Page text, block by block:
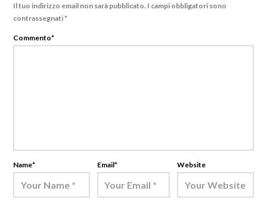
Il tuo indirizzo email non sarà pubblicato. I campi obbligatori sono
contrassegnati*
Commento*
Name* Email* Website